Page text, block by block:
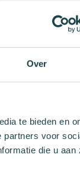
Over
te bieden en
partners voor
die u aan
wordt
te
bij.